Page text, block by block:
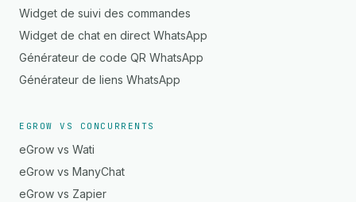
Widget de suivi des commandes
Widget de chat en direct WhatsApp
Générateur de code QR WhatsApp
Générateur de liens WhatsApp
EGROW VS CONCURRENTS
eGrow vs Wati
eGrow vs ManyChat
eGrow vs Zapier